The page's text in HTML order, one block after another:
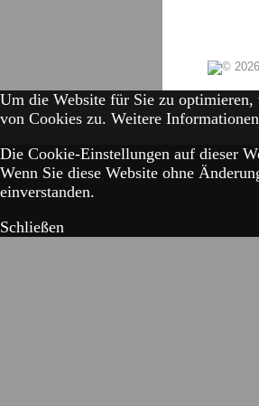
Um die Website für Sie zu
von Cookies zu. Weitere
Die Cookie-Einstellungen auf dieser
Wenn Sie diese Website ohne
einverstanden.
Schließen